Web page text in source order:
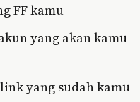
FF kamu
yang akan kamu
yang sudah kamu